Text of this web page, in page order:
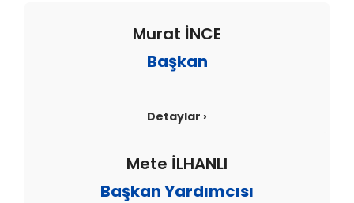
Murat İNCE
Başkan
Detaylar ›
Mete İLHANLI
Başkan Yardımcısı